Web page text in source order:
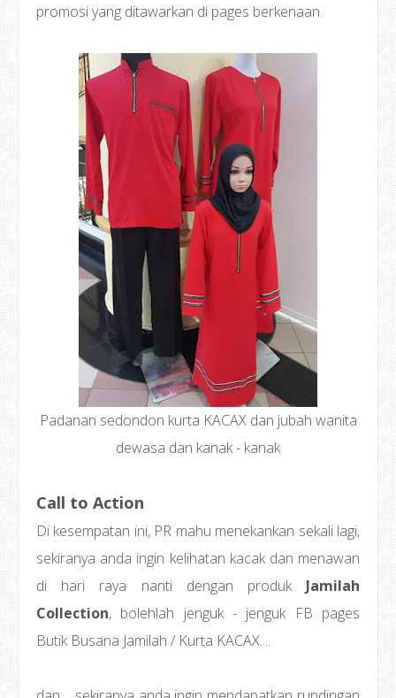
promosi yang ditawarkan di pages berkenaan.
Padanan sedondon kurta KACAX dan jubah wanita
dewasa dan kanak - kanak
Call to Action
Di kesempatan ini, PR mahu menekankan sekali lagi,
sekiranya anda ingin kelihatan kacak dan menawan
di hari raya nanti dengan produk Jamilah
Collection, bolehlah jenguk - jenguk FB pages
Butik Busana Jamilah / Kurta KACAX....